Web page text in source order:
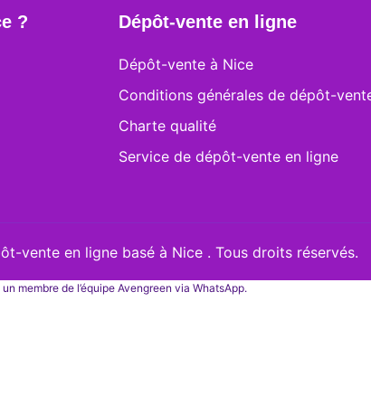
? Dépôt-vente en ligne
Dépôt-vente à Nice
Conditions générales de dépôt-
Charte qualité
Service de dépôt-vente en ligne
vente en ligne basé à Nice . Tous droits réservés.
membre de l’équipe Avengreen via WhatsApp.